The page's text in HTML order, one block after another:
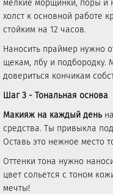
мелкие морщинки, поры и
холст к основной работе
стойким на 12 часов.
Наносить праймер нужно
щекам, лбу и подбородку.
довериться кончикам
Шаг 3 - Тональная основа
Макияж на каждый день
средства. Ты привыкла
Оставь это нежное место
Оттенки тона нужно
цвет сольется с тоном
мечты!